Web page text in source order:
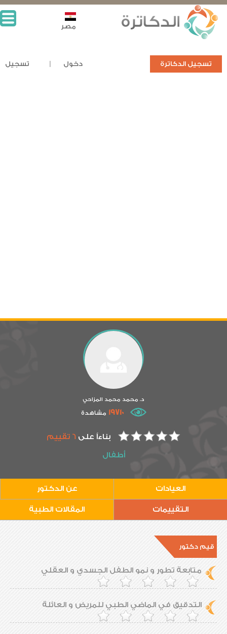
تسجيل الدكاترة دخول تسجيل
مصر
د. محمد محمد المزاحي
19710 مشاهدة
بناءاً على6 تقييم
أطفال
العيادات عن الدكتور
التقييمات المقالات الطبية
قيم دكتور
متابعة تطور و نمو الطفل الجسدي و العقلي
التدقيق في الماضي الطبي للمريض و العائلة